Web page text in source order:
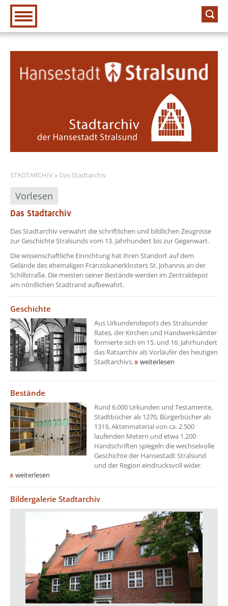
Zur Hauptnavigation
Zum Inhalt
STADTARCHIV Das Stadtarchiv
Vorlesen
Das Stadtarchiv
Das Stadtarchiv verwahrt die schriftlichen und bildlichen Zeugnisse
zur Geschichte Stralsunds vom 13. Jahrhundert bis zur Gegenwart.
Die wissenschaftliche Einrichtung hat ihren Standort auf dem
Gelände des ehemaligen Franziskanerklosters St. Johannis an der
Schillstraße. Die meisten seiner Bestände werden im Zentraldepot
am nördlichen Stadtrand aufbewahrt.
Geschichte
Aus Urkundendepots des Stralsunder
Rates, der Kirchen und Handwerksämter
formierte sich im 15. und 16. Jahrhundert
das Ratsarchiv als Vorläufer des heutigen
Stadtarchivs.
weiterlesen
Bestände
Rund 6.000 Urkunden und Testamente,
Stadtbücher ab 1270, Bürgerbücher ab
1319, Aktenmaterial von ca. 2.500
laufenden Metern und etwa 1.200
Handschriften spiegeln die wechselvolle
Geschichte der Hansestadt Stralsund
und der Region eindrucksvoll wider.
weiterlesen
Bildergalerie Stadtarchiv